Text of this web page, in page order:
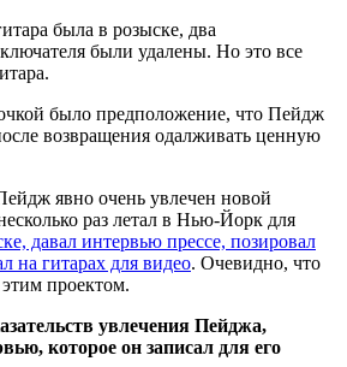
была в розыске, два
были удалены. Но это все
было предположение, что Пейдж
возвращения одалживать ценную
явно очень увлечен новой
раз летал в Нью-Йорк для
давал интервью прессе, позировал
на гитарах для видео. Очевидно, что
проектом.
увлечения Пейджа,
которое он записал для его